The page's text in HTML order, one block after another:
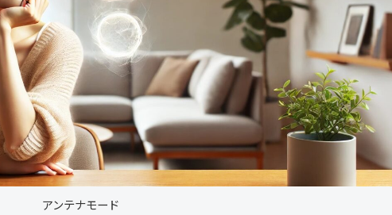
アンテナモード